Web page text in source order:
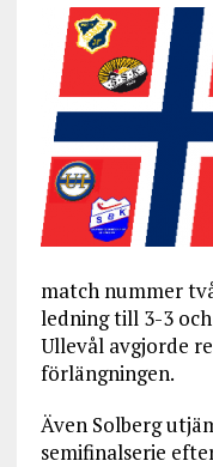
match nummer
ledning till 3-3
Ullevål avgjorde
förlängningen.
Även Solberg
semifinalserie